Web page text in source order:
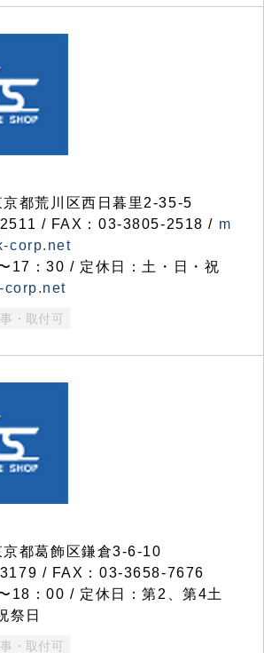
都荒川区西日暮里2-35-5
/ FAX：03-3805-2518 / m
corp.net
17：30 / 定休日：土・日・祝
corp.net
・取付可
都葛飾区鎌倉3-6-10
/ FAX：03-3658-7676
18：00 / 定休日：第2、第4土
祭日
・取付可